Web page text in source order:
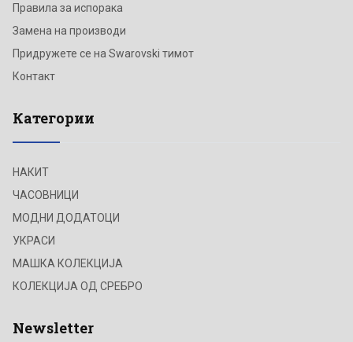
Правила за испорака
Замена на производи
Придружете се на Swarovski тимот
Контакт
Категории
НАКИТ
ЧАСОВНИЦИ
МОДНИ ДОДАТОЦИ
УКРАСИ
МАШКА КОЛЕКЦИЈА
КОЛЕКЦИЈА ОД СРЕБРО
Newsletter